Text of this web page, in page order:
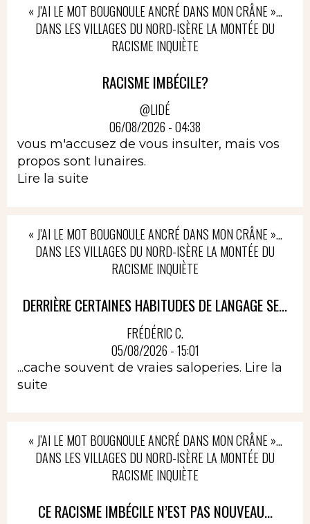
« J’AI LE MOT BOUGNOULE ANCRÉ DANS MON CRÂNE »…
DANS LES VILLAGES DU NORD-ISÈRE LA MONTÉE DU
RACISME INQUIÈTE
RACISME IMBÉCILE?
@LIDÉ
06/08/2026 - 04:38
vous m'accusez de vous insulter, mais vos
propos sont lunaires.
Lire la suite
« J’AI LE MOT BOUGNOULE ANCRÉ DANS MON CRÂNE »…
DANS LES VILLAGES DU NORD-ISÈRE LA MONTÉE DU
RACISME INQUIÈTE
DERRIÈRE CERTAINES HABITUDES DE LANGAGE SE...
FRÉDÉRIC C.
05/08/2026 - 15:01
...cache souvent de vraies saloperies. Lire la
suite
« J’AI LE MOT BOUGNOULE ANCRÉ DANS MON CRÂNE »…
DANS LES VILLAGES DU NORD-ISÈRE LA MONTÉE DU
RACISME INQUIÈTE
CE RACISME IMBÉCILE N’EST PAS NOUVEAU...